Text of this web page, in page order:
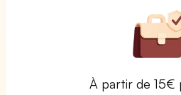
À partir de 15€